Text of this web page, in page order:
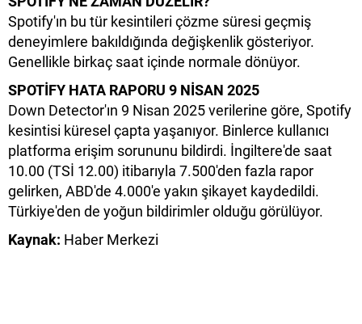
Spotify'ın bu tür kesintileri çözme süresi geçmiş
deneyimlere bakıldığında değişkenlik gösteriyor.
Genellikle birkaç saat içinde normale dönüyor.
SPOTİFY HATA RAPORU 9 NİSAN 2025
Down Detector'ın 9 Nisan 2025 verilerine göre, Spotify
kesintisi küresel çapta yaşanıyor. Binlerce kullanıcı
platforma erişim sorununu bildirdi. İngiltere'de saat
10.00 (TSİ 12.00) itibarıyla 7.500'den fazla rapor
gelirken, ABD'de 4.000'e yakın şikayet kaydedildi.
Türkiye'den de yoğun bildirimler olduğu görülüyor.
Kaynak: Haber Merkezi